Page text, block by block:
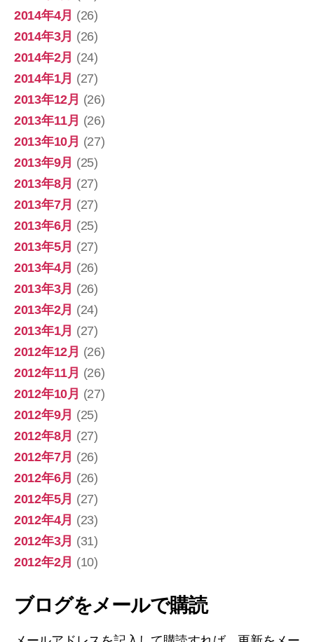
2014年4月 (26)
2014年3月 (26)
2014年2月 (24)
2014年1月 (27)
2013年12月 (26)
2013年11月 (26)
2013年10月 (27)
2013年9月 (25)
2013年8月 (27)
2013年7月 (27)
2013年6月 (25)
2013年5月 (27)
2013年4月 (26)
2013年3月 (26)
2013年2月 (24)
2013年1月 (27)
2012年12月 (26)
2012年11月 (26)
2012年10月 (27)
2012年9月 (25)
2012年8月 (27)
2012年7月 (26)
2012年6月 (26)
2012年5月 (27)
2012年4月 (23)
2012年3月 (31)
2012年2月 (10)
ブログをメールで購読